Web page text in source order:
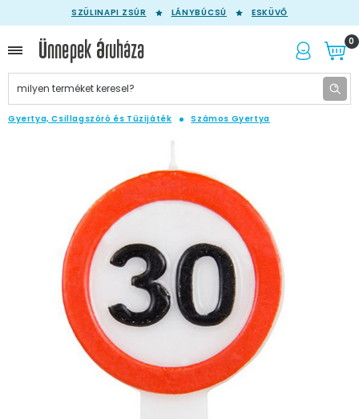
SZÜLINAPI ZSÚR LÁNYBÚCSÚ ESKÜVŐ
0
Gyertya, Csillagszóró és Tüzijáték Számos Gyertya